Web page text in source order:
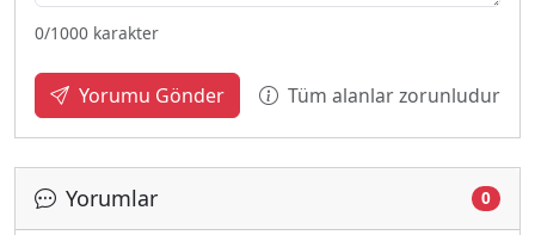
0/1000 karakter
Yorumu Gönder Tüm alanlar zorunludur
Yorumlar 0